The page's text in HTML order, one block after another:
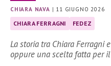
CHIARA NAVA | 11 GIUGNO 2026
CHIARA FERRAGNI FEDEZ
La storia tra Chiara Ferragni
oppure una scelta fatta per